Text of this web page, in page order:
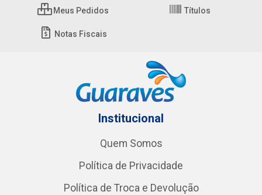
Meus Pedidos Títulos
Notas Fiscais
Institucional
Quem Somos
Política de Privacidade
Política de Troca e Devolução